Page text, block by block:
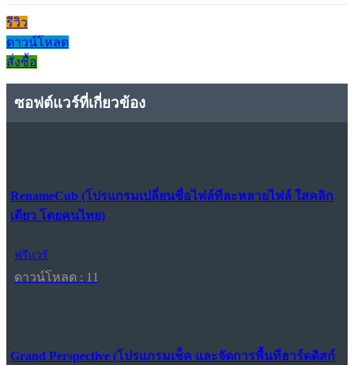
รีวิว
ดาวน์โหลด
สั่งซื้อ
ซอฟต์แวร์ที่เกี่ยวข้อง
RenameCub (โปรแกรมเปลี่ยนชื่อไฟล์ทีละหลายไฟล์ ใสคลิก
เดียว โดยคนไทย)
ฟรีแวร์
ดาวน์โหลด : 11
Grand Perspective (โปรแกรมเช็ค และจัดการพื้นที่ฮาร์ดดิสก์